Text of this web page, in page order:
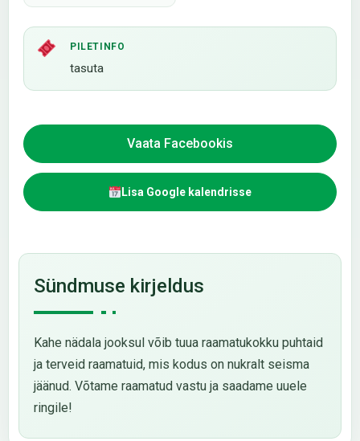
PILETINFO
tasuta
Vaata Facebookis
Lisa Google kalendrisse
Sündmuse kirjeldus
Kahe nädala jooksul võib tuua raamatukokku puhtaid
ja terveid raamatuid, mis kodus on nukralt seisma
jäänud. Võtame raamatud vastu ja saadame uuele
ringile!